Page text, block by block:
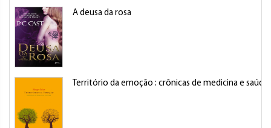
A deusa da rosa
Território da emoção : crônicas de medicina e saúde